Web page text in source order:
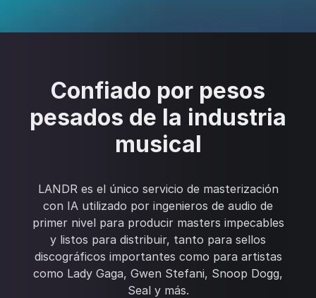
Confiado por pesos
pesados de la industria
musical
LANDR es el único servicio de masterización
con IA utilizado por ingenieros de audio de
primer nivel para producir masters impecables
y listos para distribuir, tanto para sellos
discográficos importantes como para artistas
como Lady Gaga, Gwen Stefani, Snoop Dogg,
Seal y más.